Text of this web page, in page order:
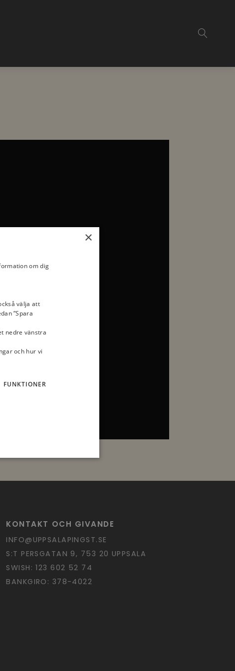
KONTAKT OCH GIVANDE
INFO@UPPSALAPINGST.SE
S:T PERSGATAN 9, 753 20 UPPSALA
SWISH: 123 602 52 74
BANKGIRO: 378-4022
×
om dig
välja att
”Spara
nedre vänstra
och hur vi
FUNKTIONER